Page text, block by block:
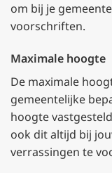
om bij je
voorschriften.
Maximale hoogte
De maximale
gemeentelijke
hoogte
ook dit altijd bij
verrassingen te